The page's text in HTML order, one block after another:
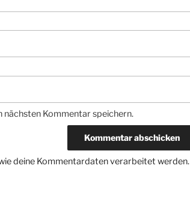
nächsten Kommentar speichern.
deine Kommentardaten verarbeitet werden.